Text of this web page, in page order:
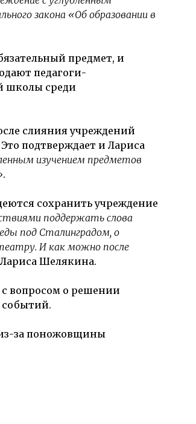
закона «Об образовании в
предмет, и
педагоги-
школы среди
слияния учреждений
подтверждает и Лариса
изучением предметов
.
сохранить учреждение
поддержать слова
под Сталинградом, о
И как можно после
Шелякина.
вопросом о решении
за поножовщины